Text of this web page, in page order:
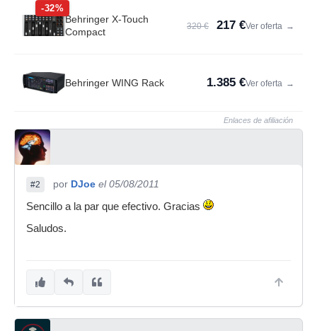
-32%
Behringer X-Touch
Compact
320 € 217 €Ver oferta →
Behringer WING Rack 1.385 €Ver oferta →
Enlaces de afiliación
#2 por DJoe el 05/08/2011
Sencillo a la par que efectivo. Gracias
Saludos.